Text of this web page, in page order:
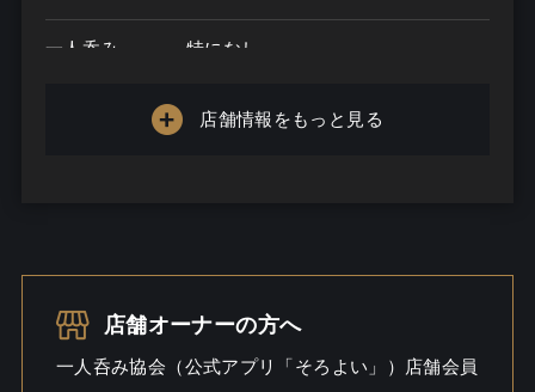
一人呑み
特になし
一人呑み
しっとり
店舗情報をもっと見る
店舗オーナーの方へ
一人呑み協会（公式アプリ「そろよい」）店舗会員